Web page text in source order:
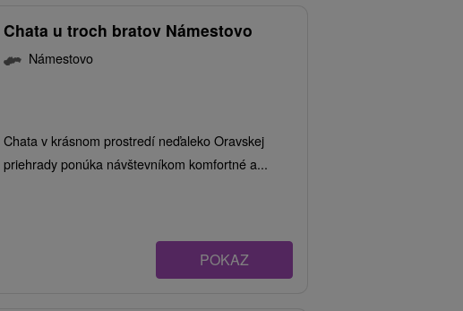
Chata u troch bratov Námestovo
Námestovo
Chata v krásnom prostredí neďaleko Oravskej
priehrady ponúka návštevníkom komfortné a...
POKAZ